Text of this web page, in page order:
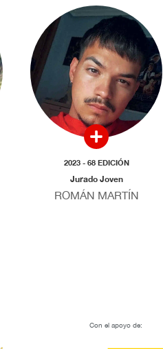
2023 - 68 EDICIÓN
Jurado Joven
ROMÁN MARTÍN
Con el apoyo de: